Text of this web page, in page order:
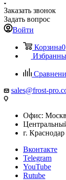
Заказать звонок
Задать вопрос
Войти
Корзина0
sales@frost-
Офис:
г.
Вконтакте
Telegram
YouTube
Rutube